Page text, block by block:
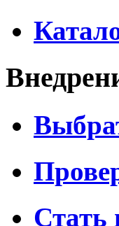
Стать